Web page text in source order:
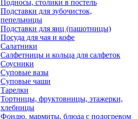
Подносы, столики в постель
Подставки для зубочисток,
пепельницы
Подставки для яиц (пашотницы)
Посуда для чая и кофе
Салатники
Салфетницы и кольца для салфеток
Соусники
Суповые вазы
Суповые чаши
Тарелки
Тортницы, фруктовницы, этажерки,
хлебницы
Фондю, мармиты, блюда с подогревом